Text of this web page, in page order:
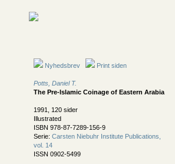
Nyhedsbrev Print siden
Potts, Daniel T.
The Pre-Islamic Coinage of Eastern Arabia
1991, 120 sider
Illustrated
ISBN 978-87-7289-156-9
Serie: Carsten Niebuhr Institute Publications,
vol. 14
ISSN 0902-5499